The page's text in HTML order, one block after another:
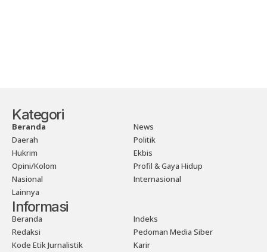
Kategori
Beranda
News
Daerah
Politik
Hukrim
Ekbis
Opini/Kolom
Profil & Gaya Hidup
Nasional
Internasional
Lainnya
Informasi
Beranda
Indeks
Redaksi
Pedoman Media Siber
Kode Etik Jurnalistik
Karir